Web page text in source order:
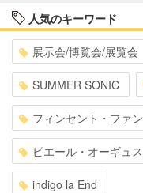
人気のキーワード
展示会/博覧会/展覧会
SUMMER SONIC
フィンセント・ファ
ピエール・オーギュ
indigo la End